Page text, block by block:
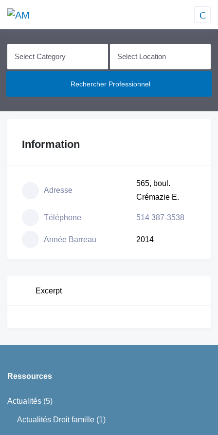
Rechercher Professionnel
Information
Adresse
565, boul.
Crémazie E.
Téléphone 514 387-3538
Année Barreau 2014
Excerpt
Ressources
Actualités (5)
Actualités Droit famille (1)